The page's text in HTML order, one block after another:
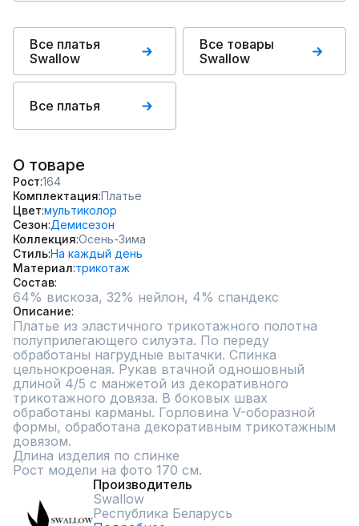
Все платья
Swallow
Все товары
Swallow
Все платья
О товаре
Рост 164
Комплектация Платье
Цвет мультиколор
Сезон Демисезон
Коллекция Осень-Зима
СтильНа каждый день
Материал трикотаж
Состав
64% вискоза, 32% нейлон, 4% спандекс
Описание
Платье из эластичного трикотажного полотна
полуприлегающего силуэта. По переду
обработаны нагрудные вытачки. Спинка
цельнокроеная. Рукав втачной одношовный
длиной 4/5 с манжетой из декоративного
трикотажного довяза. В боковых швах
обработаны карманы. Горловина V-оборазной
формы, обработана декоративным трикотажным
довязом.
Длина изделия по спинке
Рост модели на фото 170 см.
Производитель
Swallow
Республика Беларусь